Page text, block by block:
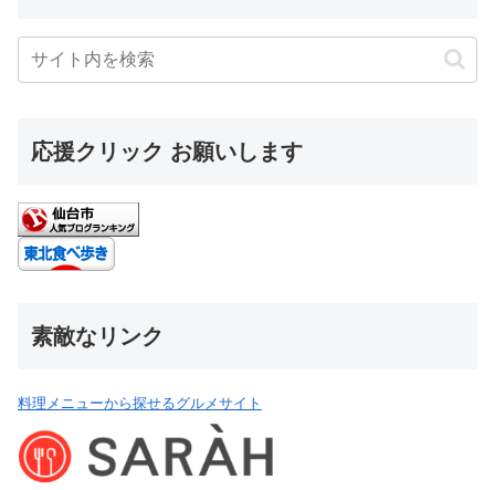
応援クリック お願いします
素敵なリンク
料理メニューから探せるグルメサイト